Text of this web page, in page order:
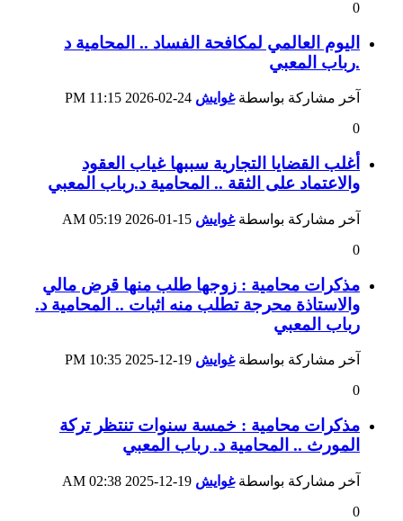
0
اليوم العالمي لمكافحة الفساد .. المحامية د
.رباب المعبي
آخر مشاركة بواسطةغوايش
11:15 PM
0
أغلب القضايا التجارية سببها غياب العقود
والاعتماد على الثقة .. المحامية د.رباب المعبي
آخر مشاركة بواسطةغوايش
05:19 AM
0
مذكرات محامية : زوجها طلب منها قرض مالي
والاستاذة محرجة تطلب منه اثبات .. المحامية د.
رباب المعبي
آخر مشاركة بواسطةغوايش
10:35 PM
0
مذكرات محامية : خمسة سنوات تنتظر تركة
المورث .. المحامية د. رباب المعبي
آخر مشاركة بواسطةغوايش
02:38 AM
0